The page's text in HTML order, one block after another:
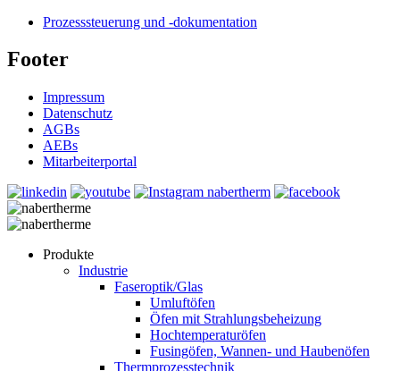
Prozesssteuerung und -dokumentation
Footer
Impressum
Datenschutz
AGBs
AEBs
Mitarbeiterportal
Produkte
Industrie
Faseroptik/Glas
Umluftöfen
Öfen mit Strahlungsbeheizung
Hochtemperaturöfen
Fusingöfen, Wannen- und Haubenöfen
Thermprozesstechnik